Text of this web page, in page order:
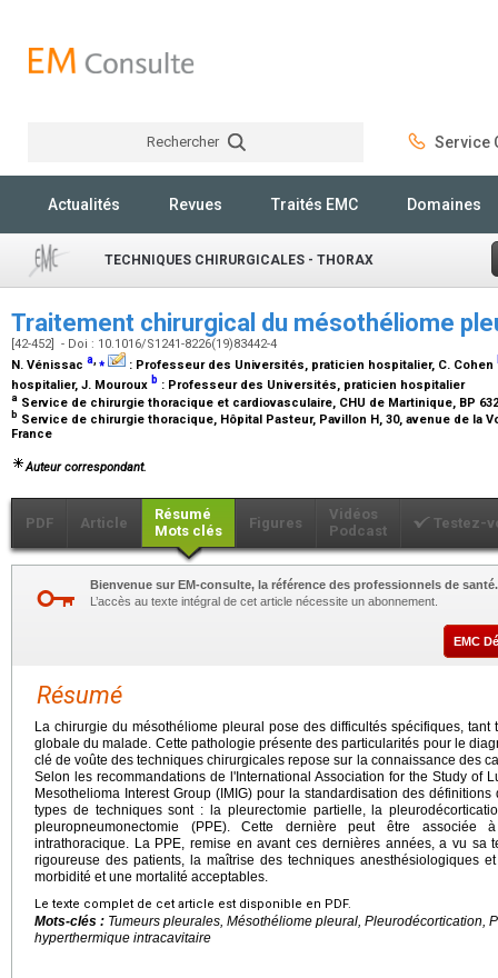
Rechercher Service
Actualités Revues Traités EMC Domaines
TECHNIQUES CHIRURGICALES - THORAX
Traitement chirurgical du mésothéliome
[42-452] - Doi : 10.1016/S1241-8226(19)83442-4
N. Vénissac a,⁎ : Professeur des Universités, praticien hospitalier, C. Cohen
hospitalier, J. Mouroux b : Professeur des Universités, praticien hospitalier
a Service de chirurgie thoracique et cardiovasculaire, CHU de Martinique, BP
b Service de chirurgie thoracique, Hôpital Pasteur, Pavillon H, 30, avenue de la
France
Auteur correspondant.
PDF Article
Résumé
Mots clés
Figures
Vidéos
Podcast
Testez-
Bienvenue sur EM-consulte, la référence des professionnels de santé.
L’accès au texte intégral de cet article nécessite un abonnement.
EMC
Résumé
La chirurgie du mésothéliome pleural pose des difficultés spécifiques,
globale du malade. Cette pathologie présente des particularités pour le
clé de voûte des techniques chirurgicales repose sur la connaissance des
Selon les recommandations de l'International Association for the Study of
Mesothelioma Interest Group (IMIG) pour la standardisation des
types de techniques sont : la pleurectomie partielle, la
pleuropneumonectomie (PPE). Cette dernière peut être associée
intrathoracique. La PPE, remise en avant ces dernières années, a vu sa
rigoureuse des patients, la maîtrise des techniques anesthésiologiques
morbidité et une mortalité acceptables.
Le texte complet de cet article est disponible en PDF.
Mots-clés : Tumeurs pleurales, Mésothéliome pleural, Pleurodécortication,
hyperthermique intracavitaire